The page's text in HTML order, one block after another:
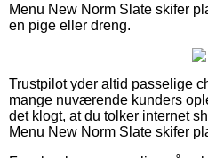
Menu New Norm Slate skifer
en pige eller dreng.
Trustpilot yder altid passelige
mange nuværende kunders
det klogt, at du tolker internet
Menu New Norm Slate skifer